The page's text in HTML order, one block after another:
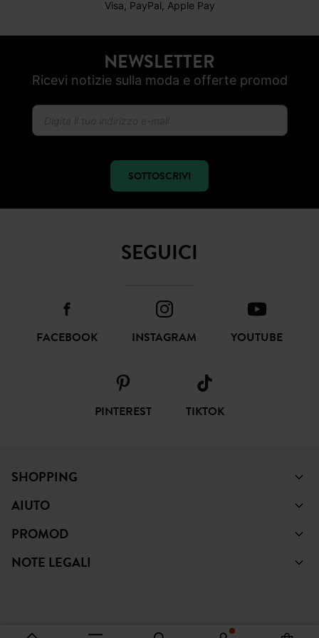
PAGAMENTO SICURO
NEWSLETTER
SEGUICI